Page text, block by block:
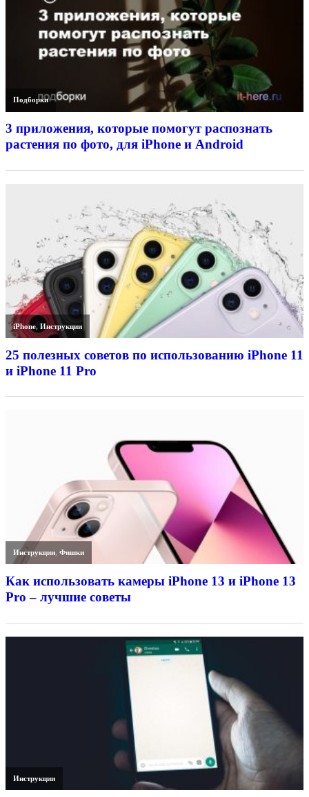
Подборки
3 приложения, которые помогут распознать
растения по фото, для iPhone и Android
iPhone,Инструкции
25 полезных советов по использованию iPhone 11
и iPhone 11 Pro
Инструкции,Фишки
Как использовать камеры iPhone 13 и iPhone 13
Pro – лучшие советы
Инструкции